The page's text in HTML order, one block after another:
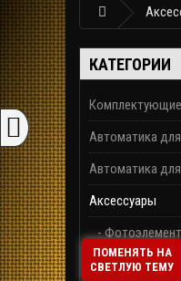
ПОМЕНЯТЬ НА
СВЕТЛУЮ ТЕМУ
КАТЕГОРИИ
Автоматика
Автоматика
Аксессуары
-
- Сигнальные